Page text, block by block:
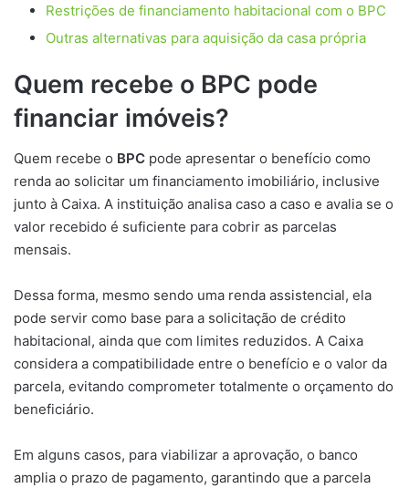
Restrições de financiamento habitacional com o BPC
Outras alternativas para aquisição da casa própria
Quem recebe o BPC pode
financiar imóveis?
Quem recebe o BPC pode apresentar o benefício como
renda ao solicitar um financiamento imobiliário, inclusive
junto à Caixa. A instituição analisa caso a caso e avalia se o
valor recebido é suficiente para cobrir as parcelas
mensais.
Dessa forma, mesmo sendo uma renda assistencial, ela
pode servir como base para a solicitação de crédito
habitacional, ainda que com limites reduzidos. A Caixa
considera a compatibilidade entre o benefício e o valor da
parcela, evitando comprometer totalmente o orçamento do
beneficiário.
Em alguns casos, para viabilizar a aprovação, o banco
amplia o prazo de pagamento, garantindo que a parcela